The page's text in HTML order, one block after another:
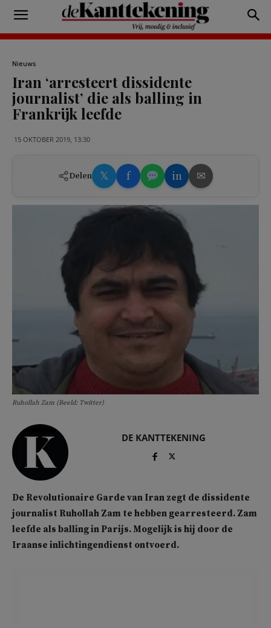
Nieuws
Iran ‘arresteert dissidente
journalist’ die als balling in
Frankrijk leefde
15 OKTOBER 2019, 13:30
Delen 𝕏 f in ✉
Ruhollah Zam (Beeld: Twitter)
DE KANTTEKENING
De Revolutionaire Garde van Iran zegt de dissidente
journalist Ruhollah Zam te hebben gearresteerd. Zam
leefde als balling in Parijs. Mogelijk is hij door de
Iraanse inlichtingendienst ontvoerd.